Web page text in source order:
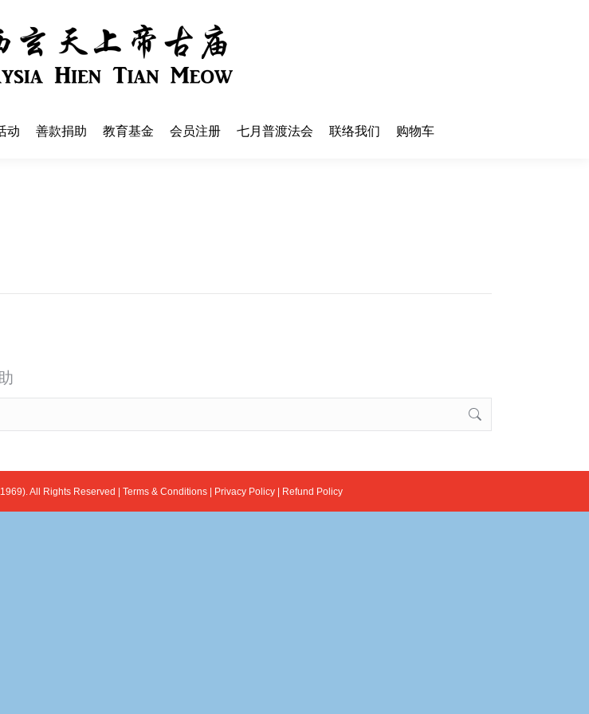
动 善款捐助 教育基金 会员注册 七月普渡法会 联络我们 购物车
All Rights Reserved | Terms & Conditions| Privacy Policy| Refund Policy
善款捐助 教育基金 会员注册